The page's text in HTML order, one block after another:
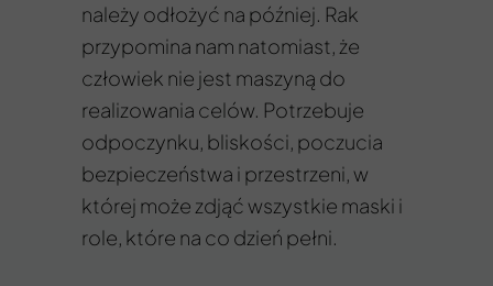
należy odłożyć na później. Rak
przypomina nam natomiast, że
człowiek nie jest maszyną do
realizowania celów. Potrzebuje
odpoczynku, bliskości, poczucia
bezpieczeństwa i przestrzeni, w
której może zdjąć wszystkie maski i
role, które na co dzień pełni.